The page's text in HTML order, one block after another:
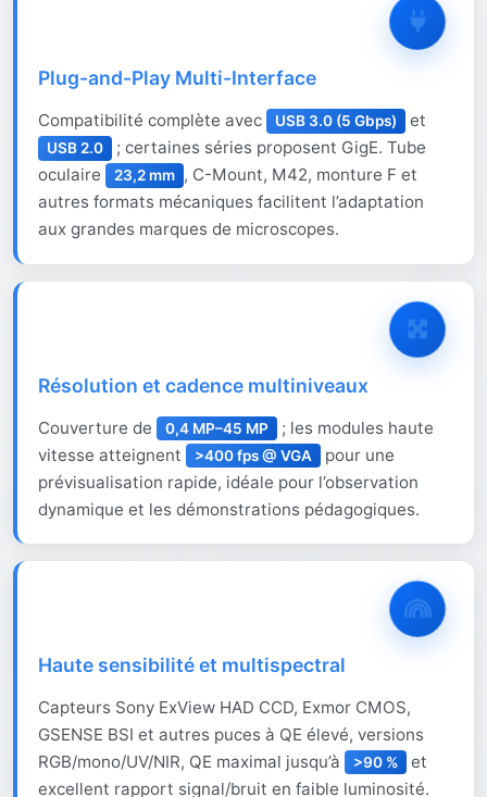
Plug-and-Play Multi-Interface
Compatibilité complète avec USB 3.0 (5 Gbps) et
USB 2.0
; certaines séries proposent GigE. Tube
oculaire
23,2 mm , C-Mount, M42, monture F et
autres formats mécaniques facilitent l’adaptation
aux grandes marques de microscopes.
Résolution et cadence multiniveaux
Couverture de 0,4 MP–45 MP
; les modules haute
vitesse atteignent
>400 fps @ VGA
pour une
prévisualisation rapide, idéale pour l’observation
dynamique et les démonstrations pédagogiques.
Haute sensibilité et multispectral
Capteurs Sony ExView HAD CCD, Exmor CMOS,
GSENSE BSI et autres puces à QE élevé, versions
RGB/mono/UV/NIR, QE maximal jusqu’à
>90 %
et
excellent rapport signal/bruit en faible luminosité.